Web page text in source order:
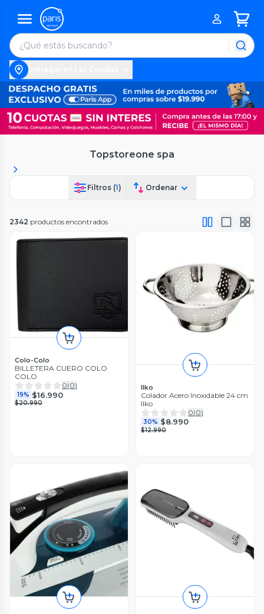
Topstoreone spa
Filtros (1) Ordenar
2342 productos encontrados
Colo-Colo
BILLETERA CUERO COLO
COLO
0(0)
19% $16.990
$20.990
Ilko
Colador Acero Inoxidable 24 cm
Ilko
0(0)
30% $8.990
$12.990